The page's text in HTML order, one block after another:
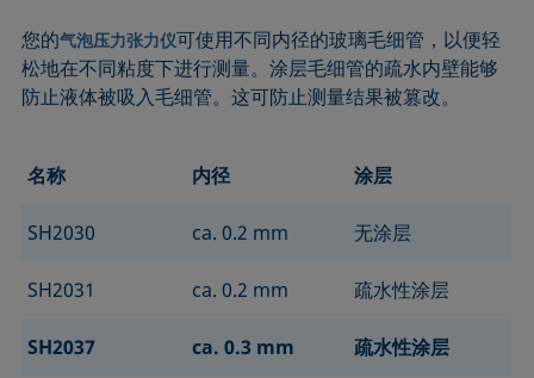
您的气泡压力张力仪可使用不同内径的玻璃毛细管，以便轻
松地在不同粘度下进行测量。涂层毛细管的疏水内壁能够
防止液体被吸入毛细管。这可防止测量结果被篡改。
名称 内径 涂层
SH2030 ca. 0.2 mm 无涂层
SH2031 ca. 0.2 mm 疏水性涂层
SH2037 ca. 0.3 mm 疏水性涂层